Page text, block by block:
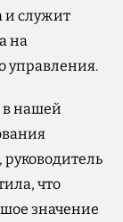
и служит
на
управления.
нашей
руководитель
что
значение